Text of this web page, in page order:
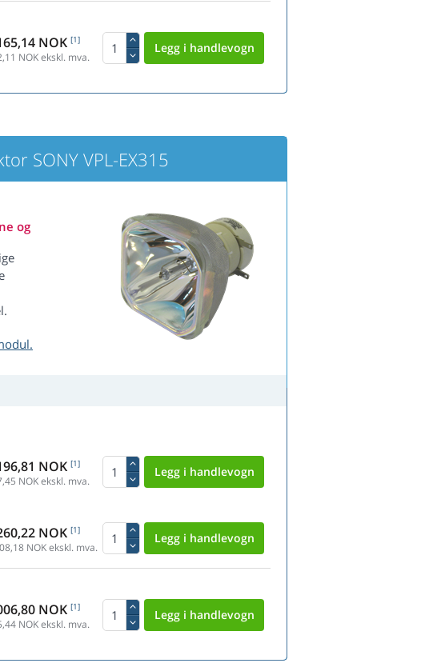
NOK [1]
NOK ekskl. mva.
SONY VPL-EX315
og
NOK [1]
NOK ekskl. mva.
NOK [1]
NOK ekskl. mva.
NOK [1]
NOK ekskl. mva.